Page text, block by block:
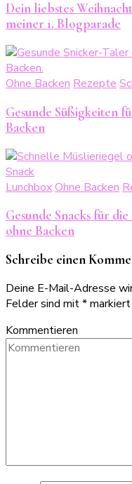
Dein liebstes
meiner 1. Blogparade
Ohne Backen Rezepte
Gesunde Süßigkeiten
Backen
LunchboxOhne Backen
Gesunde Snacks für
ohne Backen
Schreibe einen
Deine E-Mail-Adresse
Felder sind mit*markiert
Kommentieren